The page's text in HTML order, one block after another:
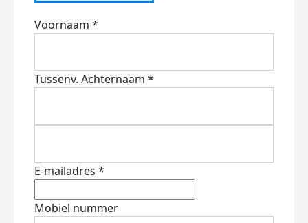
Voornaam *
Tussenv. Achternaam *
E-mailadres *
Mobiel nummer